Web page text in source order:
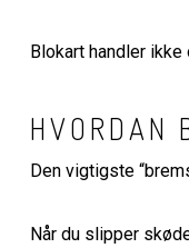
Blokart handler
HVORDAN
Den vigtigste
Når du slipper